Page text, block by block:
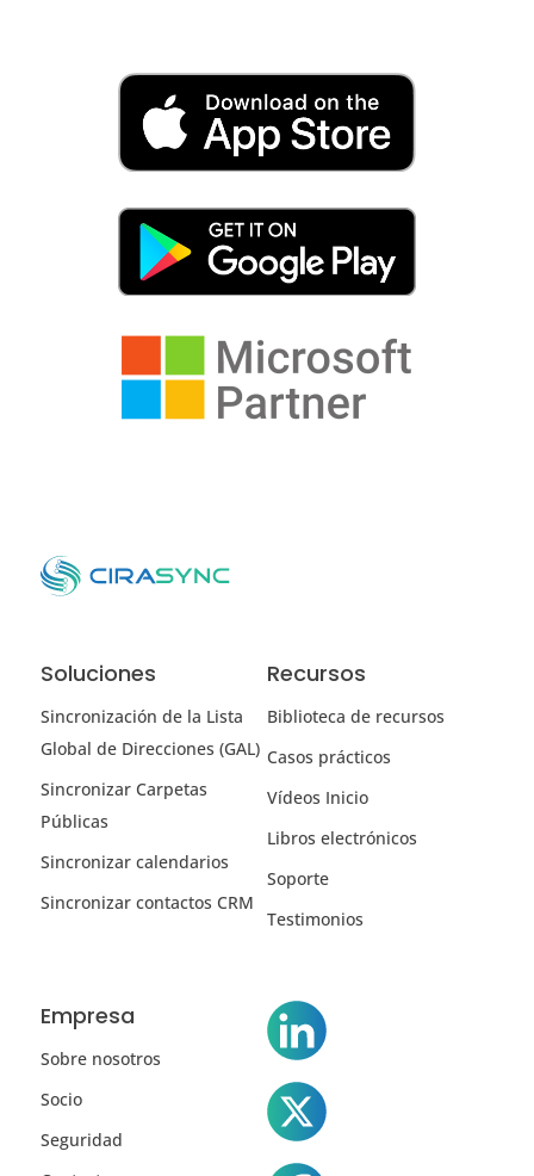
Soluciones
Sincronización de la Lista
Global de Direcciones (GAL)
Sincronizar Carpetas
Públicas
Sincronizar calendarios
Sincronizar contactos CRM
Recursos
Biblioteca de recursos
Casos prácticos
Vídeos Inicio
Libros electrónicos
Soporte
Testimonios
Empresa
Sobre nosotros
Socio
Seguridad